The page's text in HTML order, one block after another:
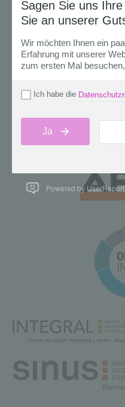
Powered by UserReport